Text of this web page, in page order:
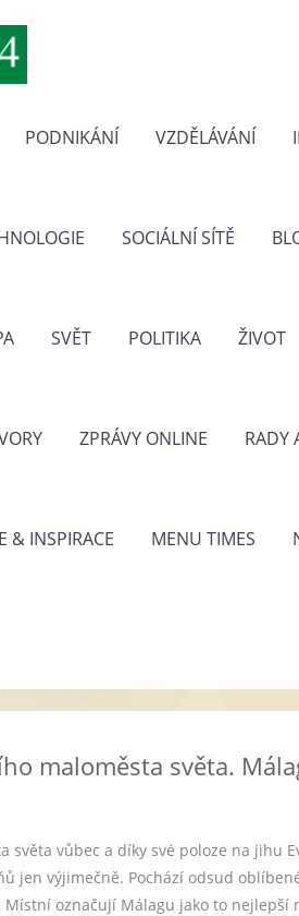
PODNIKÁNÍ VZDĚLÁVÁNÍ
SOCIÁLNÍ SÍTĚ
SVĚT POLITIKA ŽIVOT
ZPRÁVY ONLINE RADY
& INSPIRACE MENU TIMES
maloměsta světa.
světa vůbec a díky své poloze na jihu
jen výjimečně. Pochází odsud
označují Málagu jako to nejlepší